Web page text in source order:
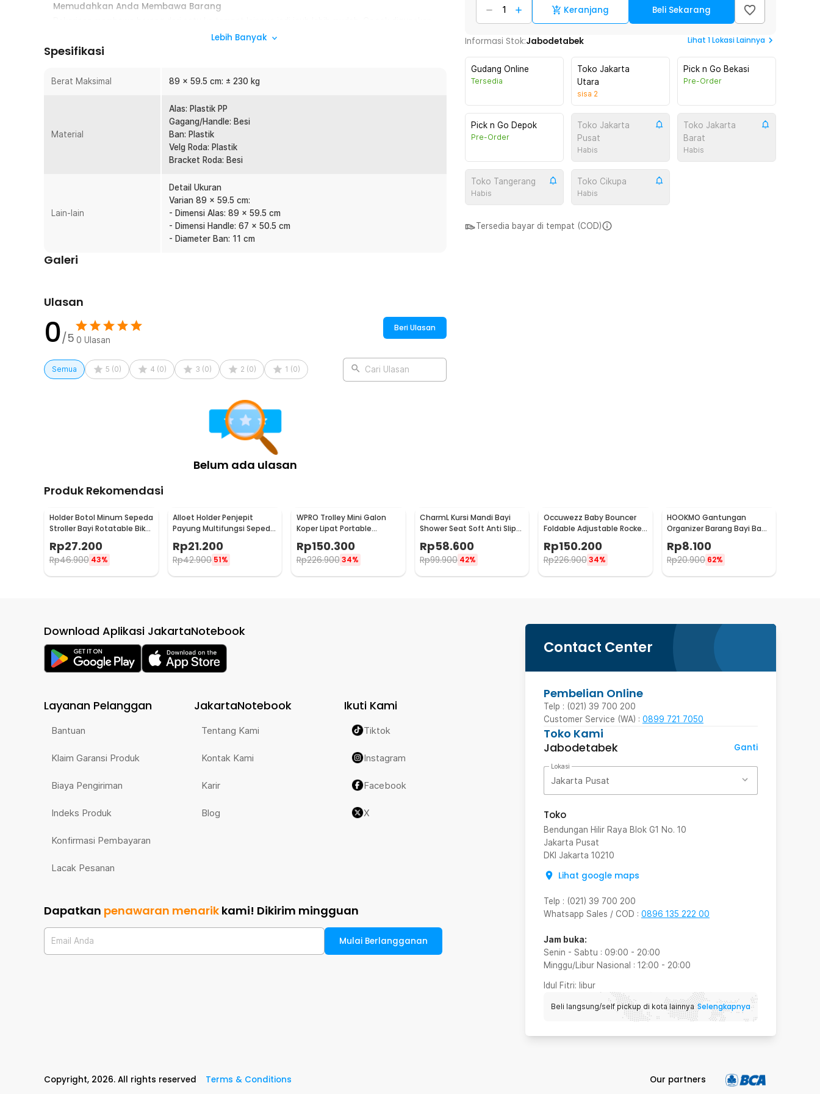
Memudahkan Anda Membawa Barang
bagi Anda yang memiliki gudang barang ataupun usaha warung sembako.
Bagian Gagang Dapat Dilipat
digunakan. Anda dapat menyimpannya di kolong lemari maupun sudut ruangan.
Terbuat dari perpaduan plastik serta besi berkualitas yang mampu menahan beban hingga
ratusan kilogram. Bagian roda pun begitu fleksibel mengikuti arah jalan sehingga memudahkan
Anda membawa barang yang begitu berat.
Rincian yang Anda dapatkan untuk pembelian produk ini:
1 x WPRO Troli Barang Lipat Trolley Folding Cart - PC-30
4 x Roda
Lebih Banyak
Spesifikasi
Berat Maksimal 89 x 59.5 cm: ± 230 kg
Material
Alas: Plastik PP
Gagang/Handle: Besi
Ban: Plastik
Velg Roda: Plastik
Bracket Roda: Besi
Lain-lain
Detail Ukuran
Varian 89 x 59.5 cm:
- Dimensi Alas: 89 x 59.5 cm
- Dimensi Handle: 67 x 50.5 cm
- Diameter Ban: 11 cm
Galeri
Ulasan
0/5 0 Ulasan
Beri Ulasan
Semua 5 (0) 4 (0) 3 (0) 2 (0) 1 (0) Cari Ulasan
Belum ada ulasan
Keranjang Beli Sekarang
Informasi Stok:Jabodetabek Lihat 1Lokasi Lainnya
Gudang Online
Tersedia
Toko Jakarta
Utara
sisa 2
Pick n Go Bekasi
Pre-Order
Pick n Go Depok
Pre-Order
Toko Jakarta
Pusat
Habis
Toko Jakarta
Barat
Habis
Toko Tangerang
Habis
Toko Cikupa
Habis
Tersedia bayar di tempat (COD)
Produk Rekomendasi
Holder Botol Minum Sepeda
Stroller Bayi Rotatable Bike
Rp27.200
Rp46.900 43%
Alloet Holder Penjepit
Payung Multifungsi Sepeda
Rp21.200
Rp42.900 51%
WPRO Trolley Mini Galon
Koper Lipat Portable
Luggage Cart 23x32cm
40kg - SK-10
Rp150.300
Rp226.900 34%
CharmL Kursi Mandi Bayi
Shower Seat Soft Anti Slip
Drainage Hole - CH12
Rp58.600
Rp99.900 42%
Occuwezz Baby Bouncer
Foldable Adjustable Rocker
Rp150.200
Rp226.900 34%
HOOKMO Gantungan
Organizer Barang Bayi Baby
Stroller Leather Hook - HO2
Rp8.100
Rp20.900 62%
Contact Center
Pembelian Online
Telp : (021) 39 700 200
Customer Service (WA) : 0899 721 7050
Toko Kami
Jabodetabek
Ganti
Lokasi
Jakarta Pusat
Toko
Bendungan Hilir Raya Blok G1 No. 10
Jakarta Pusat
DKI Jakarta 10210
Lihat google maps
Telp : (021) 39 700 200
Whatsapp Sales / COD : 0896 135 222 00
Jam buka:
Senin - Sabtu : 09:00 - 20:00
Minggu/Libur Nasional : 12:00 - 20:00
Idul Fitri: libur
Beli langsung/self pickup di kota lainnya Selengkapnya
Download Aplikasi JakartaNotebook
Layanan Pelanggan
Bantuan
Klaim Garansi Produk
Biaya Pengiriman
Indeks Produk
Konfirmasi Pembayaran
Lacak Pesanan
JakartaNotebook
Tentang Kami
Kontak Kami
Karir
Blog
Ikuti Kami
Tiktok
Instagram
Facebook
X
Dapatkan penawaran menarik kami! Dikirim mingguan
Email Anda Mulai Berlangganan
Copyright, 2026. All rights reserved Terms & Conditions Our partners